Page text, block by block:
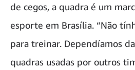
de cegos, a quadra é um
esporte em Brasília. “Não
para treinar. Dependíamos
quadras usadas por outros